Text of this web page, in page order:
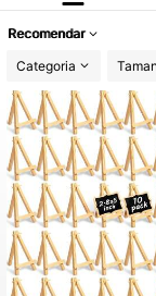
Recomendar
Categoria